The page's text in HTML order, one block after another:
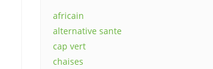
africain
alternative sante
cap vert
chaises